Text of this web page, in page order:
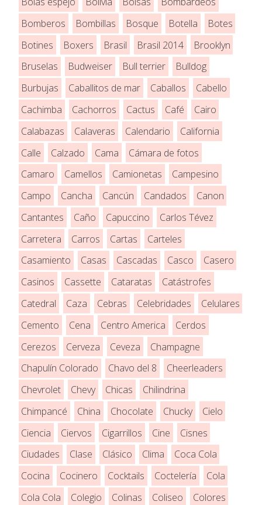
Bomberos
Bombillas Bosque Botella
Botes
Botines
Boxers Brasil Brasil 2014
Brooklyn
Bruselas
Budweiser Bull terrier
Bulldog
Burbujas
Caballitos de mar Caballos
Cabello
Cachimba
Cachorros Cactus Café
Cairo
Calabazas
Calaveras Calendario
California
Calle
Calzado Cama
Cámara de fotos
Camaro
Camellos Camionetas
Campesino
Campo
Cancha Cancún Candados
Canon
Cantantes
Caño Capuccino
Carlos Tévez
Carretera
Carros Cartas
Carteles
Casamiento
Casas Cascadas Casco
Casero
Casinos
Cassette Cataratas
Catástrofes
Catedral
Caza Cebras Celebridades
Celulares
Cemento
Cena Centro America
Cerdos
Cerezos
Cerveza Ceveza
Champagne
Chapulín Colorado
Chavo del 8
Cheerleaders
Chevrolet
Chevy Chicas
Chilindrina
Chimpancé
China Chocolate Chucky
Cielo
Ciencia
Ciervos Cigarrillos Cine
Cisnes
Ciudades
Clase Clásico Clima
Coca Cola
Cocina
Cocinero Cocktails Coctelería
Cola
Cola Cola
Colegio Colinas Coliseo
Colores